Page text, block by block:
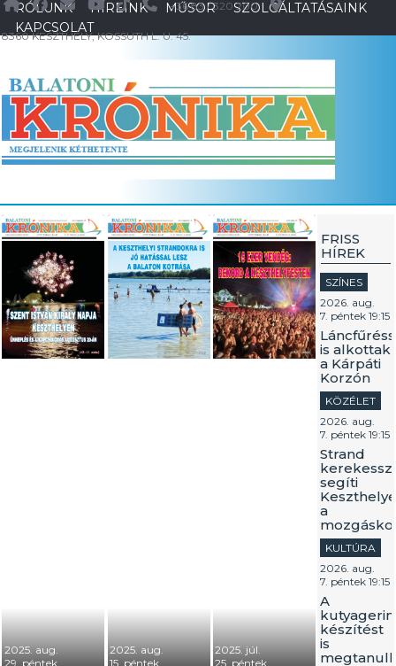
RÓLUNK HÍREINK MŰSOR
SZOLGÁLTATÁSAINK
KAPCSOLAT
+36 83 / 320 200
8360 KESZTHELY, KOSSUTH L. U. 45.
2025. aug.
29. péntek
2025. aug.
15. péntek
2025. júl.
25. péntek
FRISS
HÍREK
SZÍNES
2026. aug.
7. péntek 19:15
is alkottak
a Kárpáti
Korzón
KÖZÉLET
2026. aug.
7. péntek 19:15
Strand
segíti
a
KULTÚRA
2026. aug.
7. péntek 19:15
A
készítést
is